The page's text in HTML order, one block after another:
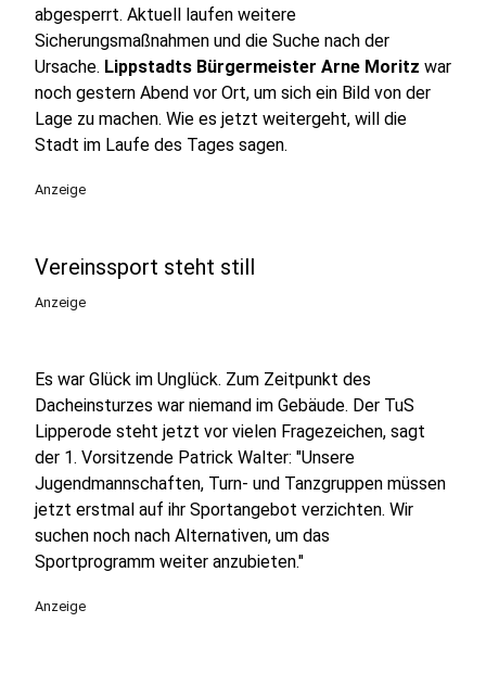
abgesperrt. Aktuell laufen weitere
Sicherungsmaßnahmen und die Suche nach der
Ursache. Lippstadts Bürgermeister Arne Moritz war
noch gestern Abend vor Ort, um sich ein Bild von der
Lage zu machen. Wie es jetzt weitergeht, will die
Stadt im Laufe des Tages sagen.
Anzeige
Vereinssport steht still
Anzeige
Es war Glück im Unglück. Zum Zeitpunkt des
Dacheinsturzes war niemand im Gebäude. Der TuS
Lipperode steht jetzt vor vielen Fragezeichen, sagt
der 1. Vorsitzende Patrick Walter: "Unsere
Jugendmannschaften, Turn- und Tanzgruppen müssen
jetzt erstmal auf ihr Sportangebot verzichten. Wir
suchen noch nach Alternativen, um das
Sportprogramm weiter anzubieten."
Anzeige